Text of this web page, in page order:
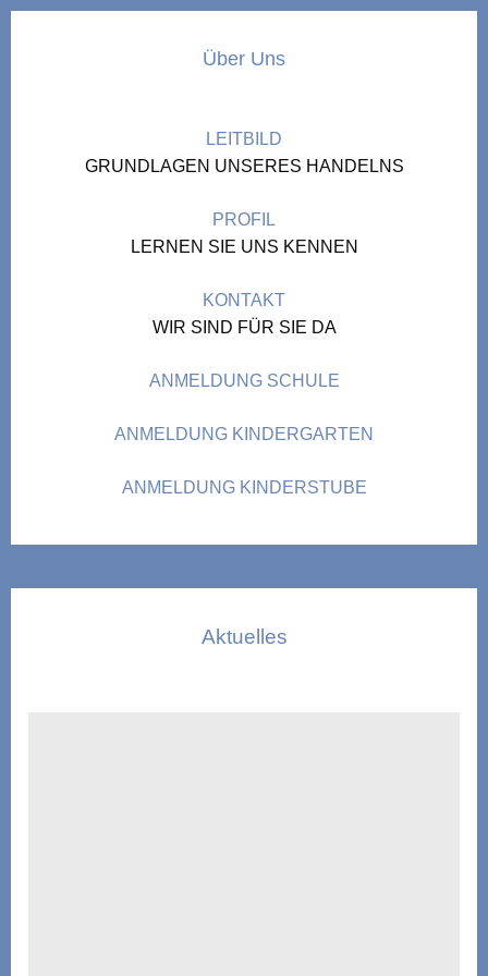
Über Uns
LEITBILD
GRUNDLAGEN UNSERES HANDELNS
PROFIL
LERNEN SIE UNS KENNEN
KONTAKT
WIR SIND FÜR SIE DA
ANMELDUNG SCHULE
ANMELDUNG KINDERGARTEN
ANMELDUNG KINDERSTUBE
Aktuelles